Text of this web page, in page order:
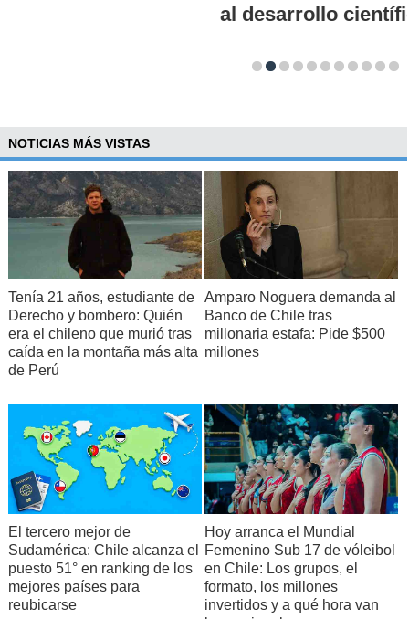
al desarrollo científico del país
NOTICIAS MÁS VISTAS
Tenía 21 años, estudiante de
Derecho y bombero: Quién
era el chileno que murió tras
caída en la montaña más alta
de Perú
Amparo Noguera demanda al
Banco de Chile tras
millonaria estafa: Pide $500
millones
El tercero mejor de
Sudamérica: Chile alcanza el
puesto 51° en ranking de los
mejores países para
reubicarse
Hoy arranca el Mundial
Femenino Sub 17 de vóleibol
en Chile: Los grupos, el
formato, los millones
invertidos y a qué hora van